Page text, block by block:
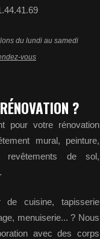
du lundi au samedi
vous
?
pour votre rénovation
mural, peinture,
revêtements de sol,
de cuisine, tapisserie
menuiserie... ? Nous
avec des corps